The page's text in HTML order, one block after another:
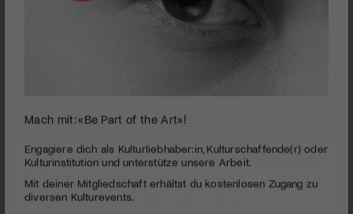
seconds
minutes,
Literarische Zwiegespräche an den Literaturtagen in
PUBLIZIERT AM 10. OKTOBER 2023
Engagiere dich als Kulturliebhaber:in, Kulturschaffende(r) oder
Mit deiner Mitgliedschaft erhältst du kostenlosen Zugang zu